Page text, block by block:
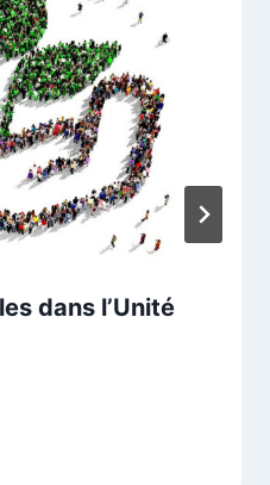
dans l’Unité